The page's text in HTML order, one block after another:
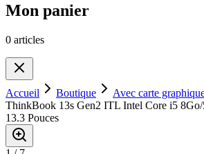
Mon panier
0 articles
Accueil Boutique Avec carte
ThinkBook 13s Gen2 ITL Intel Core i5
13.3 Pouces